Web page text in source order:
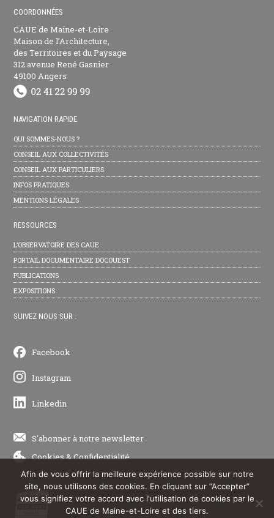
COORDONNÉES
CAUE de Maine-et-Loire
Maison de l’Architecture,
des Territoires et du Paysage
312 avenue René Gasnier
49100 Angers
NAVIGATION RAPIDE
QUI SOMMES-NOUS ?
CONSEIL AUX COLLECTIVITÉS
CONSEIL AUX PARTICULIERS
INFOS PRATIQUES
MENTIONS LÉGALES
RESSOURCES
L’OBSERVATOIRE DES CAUE
PORTAIL DOCUMENTAIRE DOCOUEST
PUBLICATIONS
EXPOSITIONS
SUIVEZ NOUS SUR :
Facebook
Instagram
Linkedin
S'abonner à notre newsletter
Cookies&Confidentialité
Afin de vous offrir la meilleure expérience possible sur notre
site, nous utilisons des cookies. En cliquant sur “Accepter”
vous signifiez votre accord avec l'utilisation de cookies par le
CAUE de Maine-et-Loire et des tiers.